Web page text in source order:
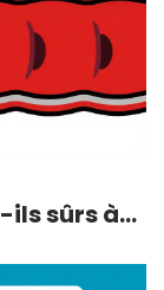
sûrs à